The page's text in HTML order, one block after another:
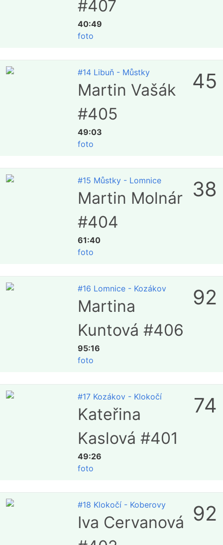
#407
40:49
foto
#14 Libuň - Můstky
Martin Vašák
#405
49:03
foto
45
#15 Můstky - Lomnice
Martin Molnár
#404
61:40
foto
38
#16 Lomnice - Kozákov
Martina
Kuntová #406
95:16
foto
92
#17 Kozákov - Klokočí
Kateřina
Kaslová #401
49:26
foto
74
#18 Klokočí - Koberovy
Iva Cervanová 92